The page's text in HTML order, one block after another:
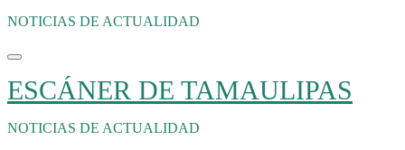
NOTICIAS DE ACTUALIDAD
ESCÁNER DE TAMAULIPAS
NOTICIAS DE ACTUALIDAD